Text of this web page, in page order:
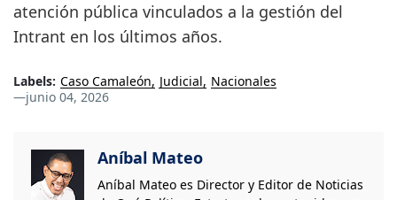
atención pública vinculados a la gestión del
Intrant en los últimos años.
Labels: Caso Camaleón Judicial Nacionales
—junio 04, 2026
Aníbal Mateo
Aníbal Mateo es Director y Editor de Noticias